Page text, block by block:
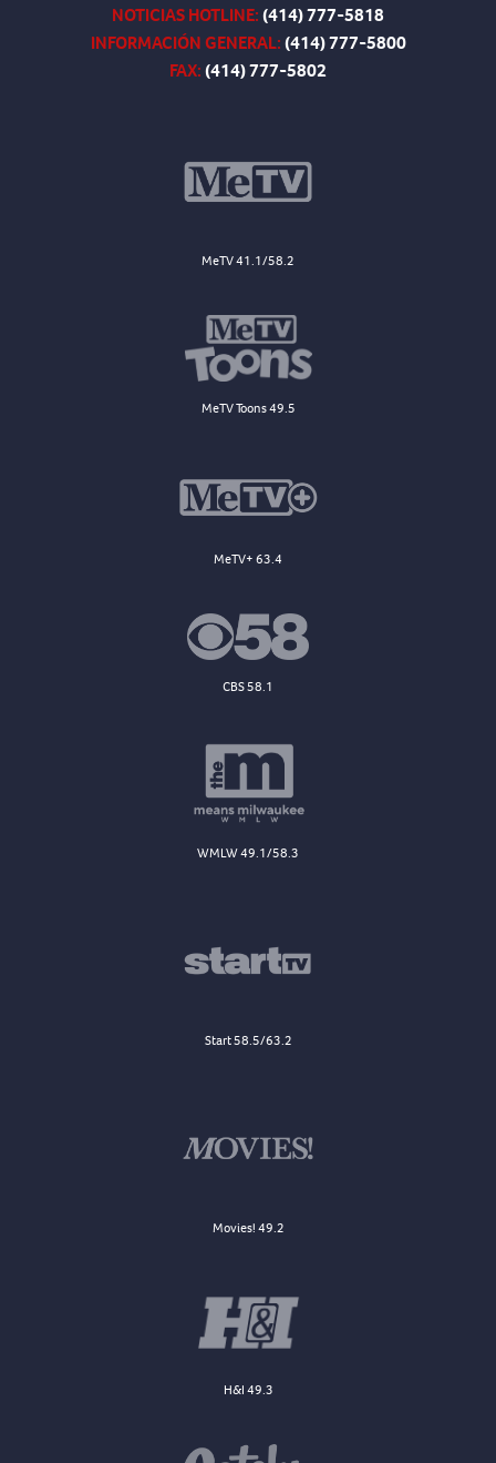
NOTICIAS HOTLINE:(414) 777-5818
INFORMACIÓN GENERAL:(414) 777-5800
FAX:(414) 777-5802
MeTV 41.1/58.2
MeTV Toons 49.5
MeTV+ 63.4
CBS 58.1
WMLW 49.1/58.3
Start 58.5/63.2
Movies! 49.2
H&I 49.3